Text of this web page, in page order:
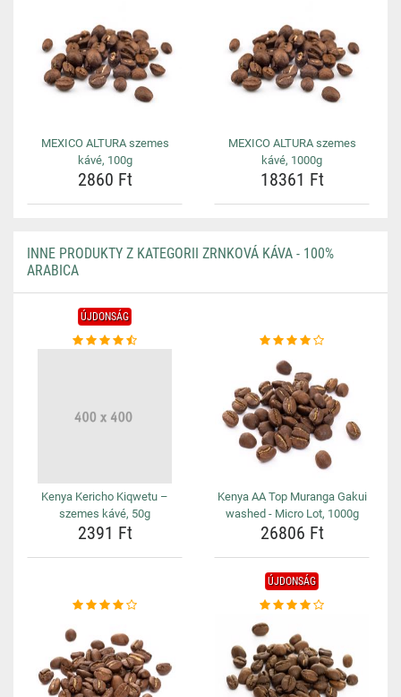
MEXICO ALTURA szemes
kávé, 100g
2860 Ft
MEXICO ALTURA szemes
kávé, 1000g
18361 Ft
INNE PRODUKTY Z KATEGORII ZRNKOVÁ KÁVA - 100%
ARABICA
ÚJDONSÁG
Kenya Kericho Kiqwetu –
szemes kávé, 50g
2391 Ft
Kenya AA Top Muranga Gakui
washed - Micro Lot, 1000g
26806 Ft
ÚJDONSÁG